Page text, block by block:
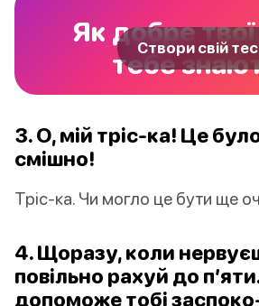
Як добре твої
тебе
Створи свій
3. О, мій тріс-ка! Це
смішно!
Тріс-ка. Чи могло це бути ще
4. Щоразу, коли
повільно рахуй до
допоможе тобі